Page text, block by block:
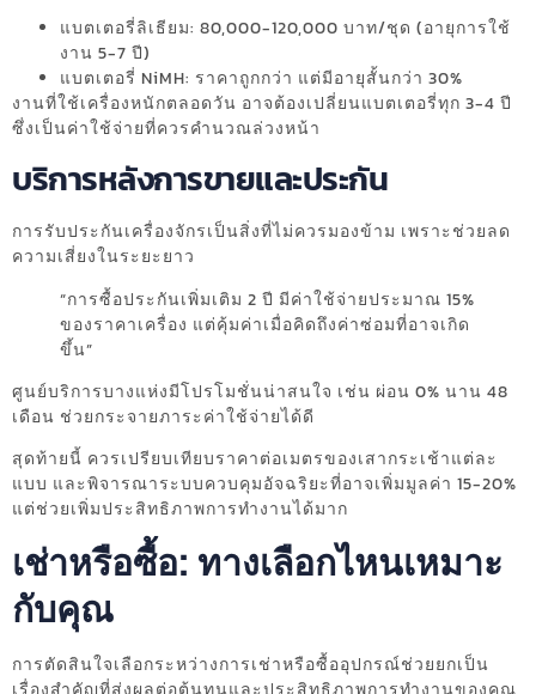
แบตเตอรี่ลิเธียม: 80,000-120,000 บาท/ชุด (อายุการใช้
งาน 5-7 ปี)
แบตเตอรี่ NiMH: ราคาถูกกว่า แต่มีอายุสั้นกว่า 30%
งานที่ใช้เครื่องหนักตลอดวัน อาจต้องเปลี่ยนแบตเตอรี่ทุก 3-4 ปี
ซึ่งเป็นค่าใช้จ่ายที่ควรคำนวณล่วงหน้า
บริการหลังการขายและประกัน
การรับประกันเครื่องจักรเป็นสิ่งที่ไม่ควรมองข้าม เพราะช่วยลด
ความเสี่ยงในระยะยาว
“การซื้อประกันเพิ่มเติม 2 ปี มีค่าใช้จ่ายประมาณ 15%
ของราคาเครื่อง แต่คุ้มค่าเมื่อคิดถึงค่าซ่อมที่อาจเกิด
ขึ้น”
ศูนย์บริการบางแห่งมีโปรโมชั่นน่าสนใจ เช่น ผ่อน 0% นาน 48
เดือน ช่วยกระจายภาระค่าใช้จ่ายได้ดี
สุดท้ายนี้ ควรเปรียบเทียบราคาต่อเมตรของเสากระเช้าแต่ละ
แบบ และพิจารณาระบบควบคุมอัจฉริยะที่อาจเพิ่มมูลค่า 15-20%
แต่ช่วยเพิ่มประสิทธิภาพการทำงานได้มาก
เช่าหรือซื้อ: ทางเลือกไหนเหมาะ
กับคุณ
การตัดสินใจเลือกระหว่างการเช่าหรือซื้ออุปกรณ์ช่วยยกเป็น